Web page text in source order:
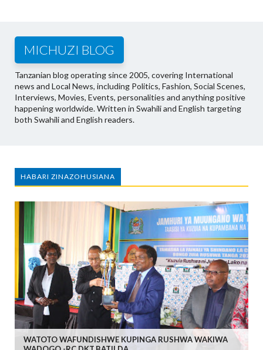
MICHUZI BLOG
Tanzanian blog operating since 2005, covering International
news and Local News, including Politics, Fashion, Social Scenes,
Interviews, Movies, Events, personalities and anything positive
happening worldwide. Written in Swahili and English targeting
both Swahili and English readers.
HABARI ZINAZOHUSIANA
WATOTO WAFUNDISHWE KUPINGA RUSHWA WAKIWA